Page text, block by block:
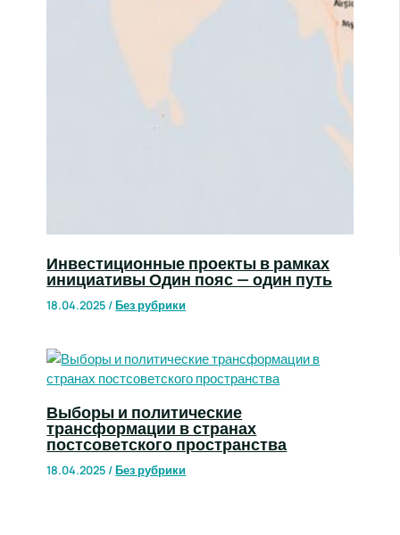
Инвестиционные проекты в рамках
инициативы Один пояс — один путь
18.04.2025/Без рубрики
Выборы и политические
трансформации в странах
постсоветского пространства
18.04.2025/Без рубрики